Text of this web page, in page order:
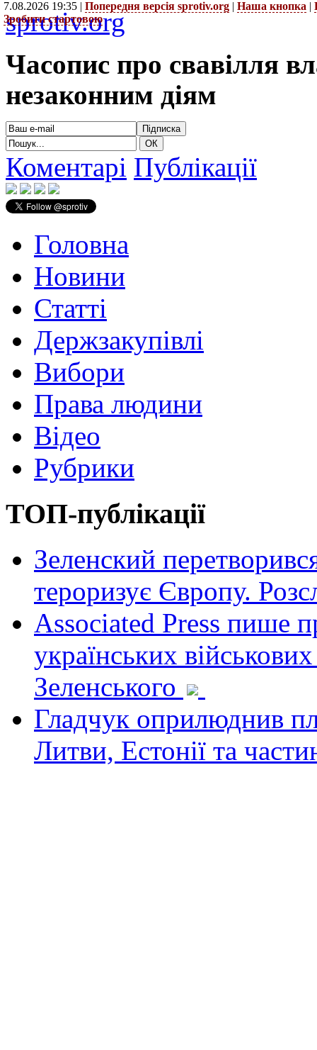
7.08.2026 19:35 | Попередня версія sprotiv.org | Наша кнопка |
Зробити стартовою
sprotiv.org
Часопис про свавілля
незаконним діям
Коментарі Публікації
Головна
Новини
Статті
Держзакупівлі
Вибори
Права людини
Відео
Рубрики
ТОП-публікації
Зеленский
тероризує Європу.
Associated Press пише
українських
Зеленського
Гладчук оприлюднив
Литви, Естонії та